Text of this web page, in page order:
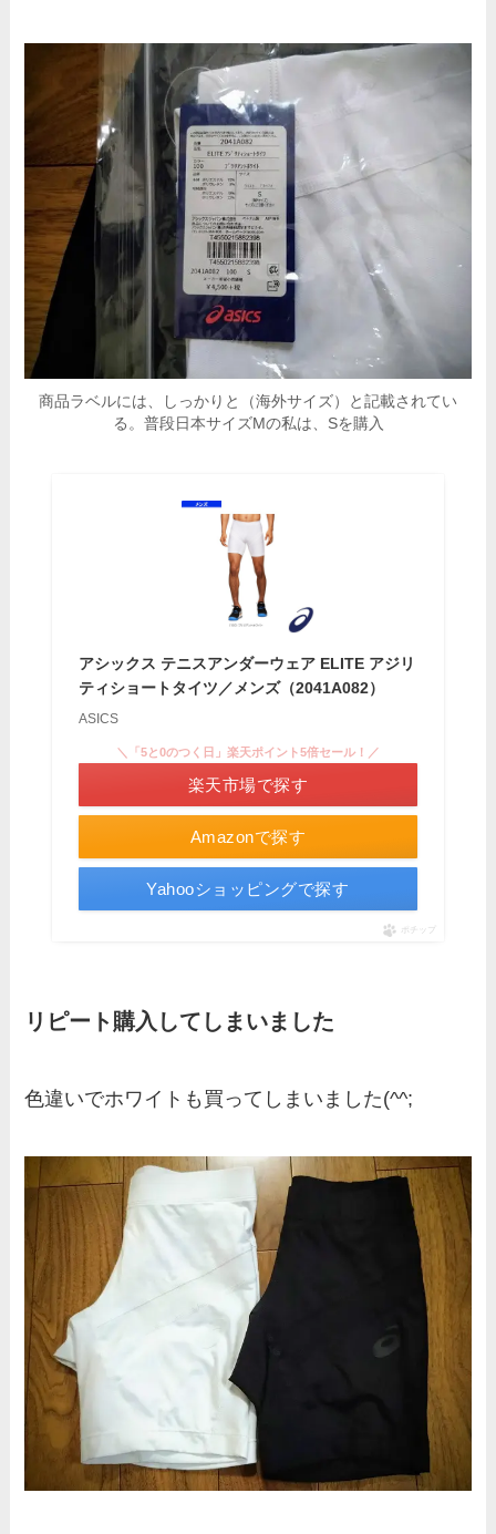
商品ラベルには、しっかりと（海外サイズ）と記載されてい
る。普段日本サイズMの私は、Sを購入
アシックス テニスアンダーウェア ELITE アジリ
ティショートタイツ／メンズ（2041A082）
ASICS
Amazonで探す
＼「5と0のつく日」楽天ポイント5倍セール！／
楽天市場で探す
Yahooショッピングで探す
ポチップ
リピート購入してしまいました
色違いでホワイトも買ってしまいました(^^;